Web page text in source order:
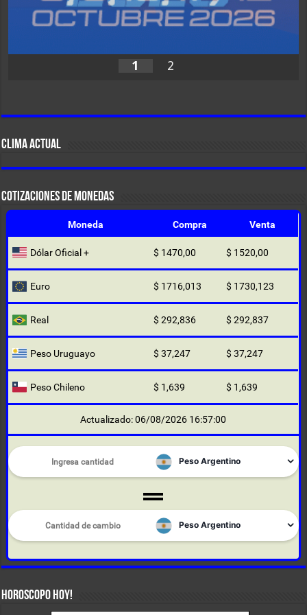
1 2
CLIMA ACTUAL
COTIZACIONES DE MONEDAS
Moneda Compra Venta
Dólar Oficial + $ 1470,00 $ 1520,00
Euro $ 1716,013 $ 1730,123
Real $ 292,836 $ 292,837
Peso Uruguayo $ 37,247 $ 37,247
Peso Chileno $ 1,639 $ 1,639
Actualizado: 06/08/2026 16:57:00
HOROSCOPO HOY!